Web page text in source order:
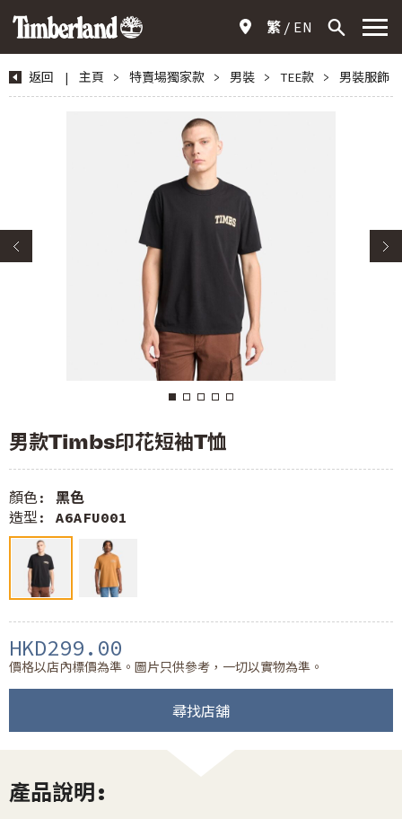
繁 EN
返回 | 主頁 > 特賣場獨家款 > 男裝 > TEE款 > 男裝服飾
男款Timbs印花短袖T恤
顏色: 黑色
造型: A6AFU001
HKD299.00
價格以店內標價為準。圖片只供參考，一切以實物為準。
尋找店舖
產品說明: